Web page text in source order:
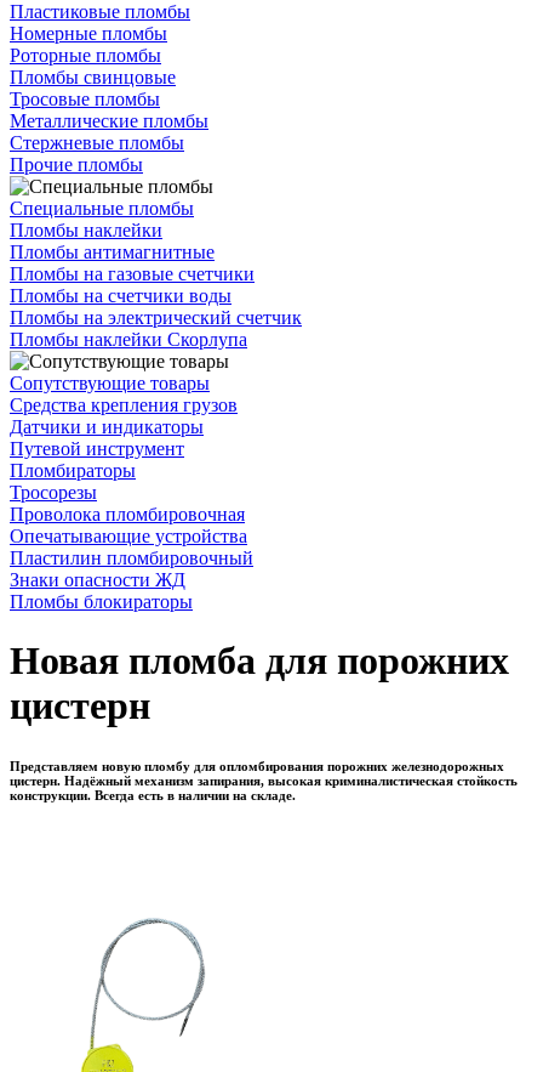
Пластиковые пломбы
Номерные пломбы
Роторные пломбы
Пломбы свинцовые
Тросовые пломбы
Металлические пломбы
Стержневые пломбы
Прочие пломбы
Специальные пломбы
Пломбы наклейки
Пломбы антимагнитные
Пломбы на газовые счетчики
Пломбы на счетчики воды
Пломбы на электрический счетчик
Пломбы наклейки Скорлупа
Сопутствующие товары
Средства крепления грузов
Датчики и индикаторы
Путевой инструмент
Пломбираторы
Тросорезы
Проволока пломбировочная
Опечатывающие устройства
Пластилин пломбировочный
Знаки опасности ЖД
Пломбы блокираторы
Новая пломба для порожних
цистерн
Представляем новую пломбу для опломбирования порожних железнодорожных
цистерн. Надёжный механизм запирания, высокая криминалистическая стойкость
конструкции. Всегда есть в наличии на складе.